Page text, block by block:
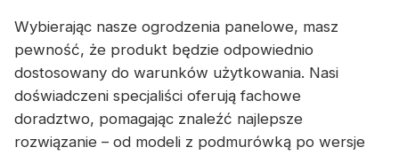
Wybierając nasze ogrodzenia panelowe, masz
pewność, że produkt będzie odpowiednio
dostosowany do warunków użytkowania. Nasi
doświadczeni specjaliści oferują fachowe
doradztwo, pomagając znaleźć najlepsze
rozwiązanie – od modeli z podmurówką po wersje